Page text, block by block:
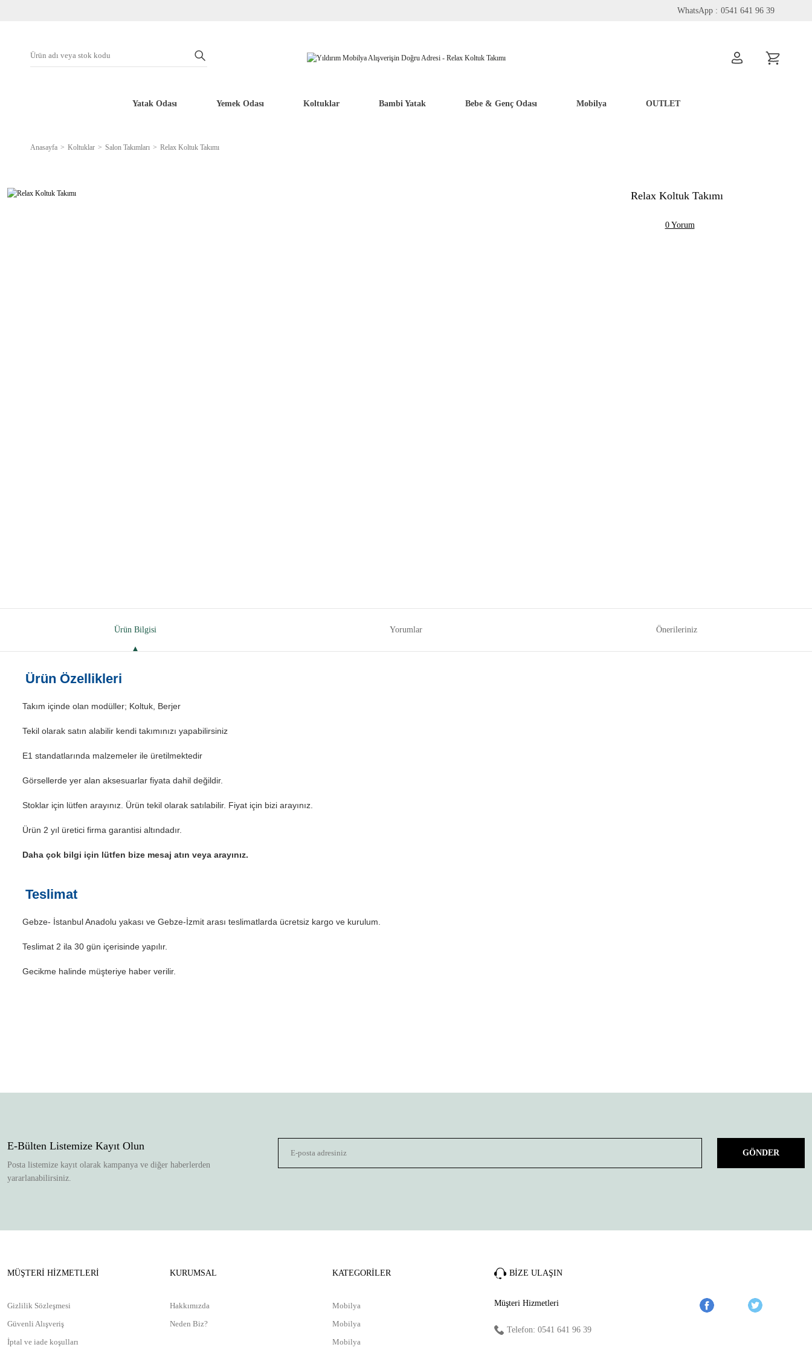
WhatsApp : 0541 641 96 39
Yatak Odası Yemek Odası Koltuklar Bambi Yatak Bebe & Genç Odası Mobilya OUTLET
Anasayfa Koltuklar Salon Takımları Relax Koltuk Takımı
Relax Koltuk Takımı
0 Yorum
Ürün Bilgisi Yorumlar Önerileriniz
Ürün Özellikleri
Takım içinde olan modüller; Koltuk, Berjer
Tekil olarak satın alabilir kendi takımınızı yapabilirsiniz
E1 standatlarında malzemeler ile üretilmektedir
Görsellerde yer alan aksesuarlar fiyata dahil değildir.
Stoklar için lütfen arayınız. Ürün tekil olarak satılabilir. Fiyat için bizi arayınız.
Ürün 2 yıl üretici firma garantisi altındadır.
Daha çok bilgi için lütfen bize mesaj atın veya arayınız.
Teslimat
Gebze- İstanbul Anadolu yakası ve Gebze-İzmit arası teslimatlarda ücretsiz kargo ve kurulum.
Teslimat 2 ila 30 gün içerisinde yapılır.
Gecikme halinde müşteriye haber verilir.
Bu ürüne benzer farklı alternatifler olmalı.
E-Bülten Listemize Kayıt Olun
Posta listemize kayıt olarak kampanya ve diğer haberlerden
yararlanabilirsiniz.
GÖNDER
MÜŞTERİ HİZMETLERİ
Gizlilik Sözleşmesi
Güvenli Alışveriş
İptal ve iade koşulları
KURUMSAL
Hakkımızda
Neden Biz?
KATEGORİLER
Mobilya
Mobilya
Mobilya
BİZE ULAŞIN
Müşteri Hizmetleri
Telefon: 0541 641 96 39